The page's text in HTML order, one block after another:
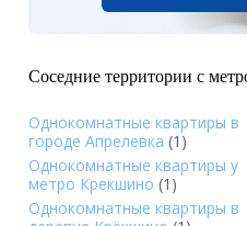
Соседние территории с
Однокомнатные квартиры в
городе Апрелевка (1)
Однокомнатные квартиры у
метро Крекшино (1)
Однокомнатные квартиры в